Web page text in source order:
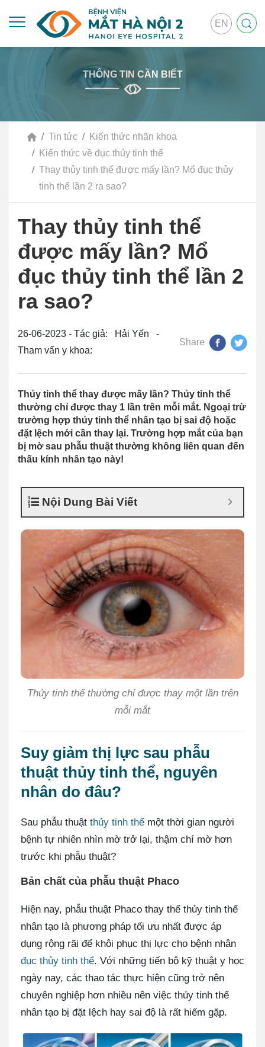
EN
THÔNG TIN CẦN BIẾT
Tin tức
Kiến thức nhãn khoa
Kiến thức về đục thủy tinh thể
Thay thủy tinh thể được mấy lần? Mổ đục thủy
tinh thể lần 2 ra sao?
Thay thủy tinh thể
được mấy lần? Mổ
đục thủy tinh thể lần 2
ra sao?
26-06-2023 - Tác giả: Hải Yến -
Tham vấn y khoa:
Share
Thủy tinh thể thay được mấy lần? Thủy tinh thể
thường chỉ được thay 1 lần trên mỗi mắt. Ngoại trừ
trường hợp thủy tinh thể nhân tạo bị sai độ hoặc
đặt lệch mới cần thay lại. Trường hợp mắt của bạn
bị mờ sau phẫu thuật thường không liên quan đến
thấu kính nhân tạo này!
Nội Dung Bài Viết
Thủy tinh thể thường chỉ được thay một lần trên
mỗi mắt
Suy giảm thị lực sau phẫu
thuật thủy tinh thể, nguyên
nhân do đâu?
Sau phẫu thuật thủy tinh thể một thời gian người
bệnh tự nhiên nhìn mờ trở lại, thậm chí mờ hơn
trước khi phẫu thuật?
Bản chất của phẫu thuật Phaco
Hiện nay, phẫu thuật Phaco thay thế thủy tinh thể
nhân tạo là phương pháp tối ưu nhất được áp
dụng rộng rãi để khôi phục thị lực cho bệnh nhân
đục thủy tinh thể. Với những tiến bộ kỹ thuật y học
ngày nay, các thao tác thực hiện cũng trở nên
chuyên nghiệp hơn nhiều nên việc thủy tinh thể
nhân tạo bị đặt lệch hay sai độ là rất hiếm gặp.